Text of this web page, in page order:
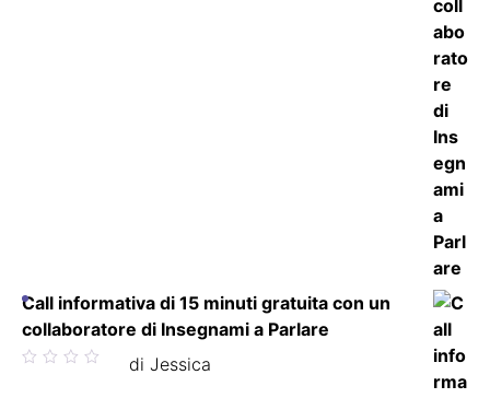
Call informativa di 15 minuti gratuita con un
collaboratore di Insegnami a Parlare
Valutato di Jessica